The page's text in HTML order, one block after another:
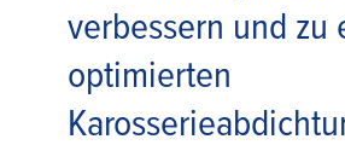
verbessern und zu
optimierten